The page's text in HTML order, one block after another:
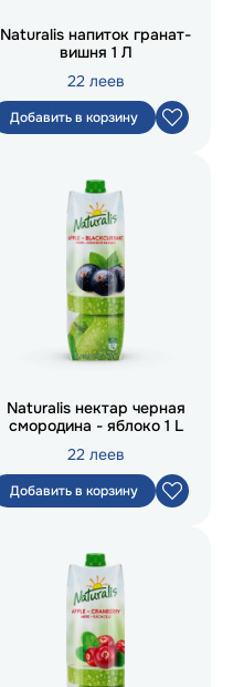
Naturalis напиток гранат-
вишня 1 Л
22 леев
Добавить в корзину
Naturalis нектар черная
смородина - яблоко 1 L
22 леев
Добавить в корзину